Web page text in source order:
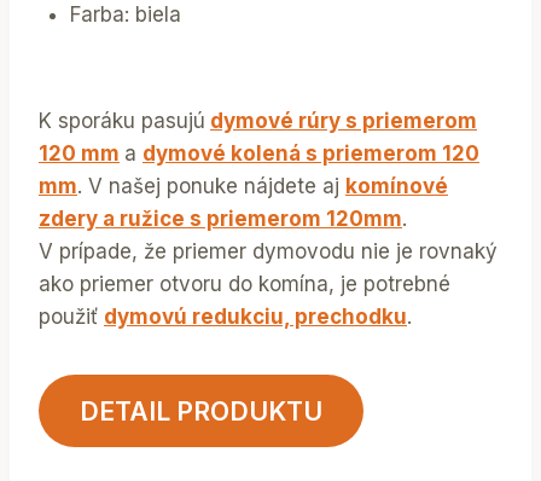
Farba: biela
K sporáku pasujú dymové rúry s priemerom
120 mm a dymové kolená s priemerom 120
mm. V našej ponuke nájdete aj komínové
zdery a ružice s priemerom 120mm.
V prípade, že priemer dymovodu nie je rovnaký
ako priemer otvoru do komína, je potrebné
použiť dymovú redukciu, prechodku.
DETAIL PRODUKTU